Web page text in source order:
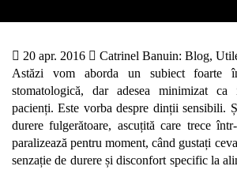
20 apr. 2016 Catrinel Banuin: Blog,
Astăzi vom aborda un subiect foarte
stomatologică, dar adesea minimizat ca
pacienți. Este vorba despre dinții sensibili.
durere fulgerătoare, ascuțită care trece
paralizează pentru moment, când gustați
senzație de durere și disconfort specific la